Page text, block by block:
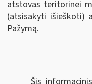
atstovas teritorinei
(atsisakyti išieškoti)
Pažymą.
Šis